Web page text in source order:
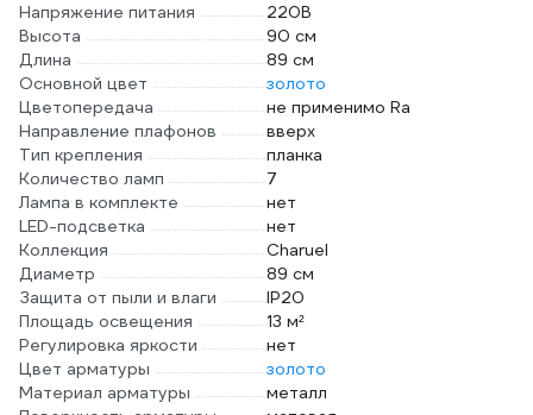
Напряжение питания
220В
Высота
90 см
Длина
89 см
Основной цвет
золото
Цветопередача
не применимо Ra
Направление плафонов
вверх
Тип крепления
планка
Количество ламп
7
Лампа в комплекте
нет
LED-подсветка
нет
Коллекция
Charuel
Диаметр
89 см
Защита от пыли и влаги
IP20
Площадь освещения
13 м²
Регулировка яркости
нет
Цвет арматуры
золото
Материал арматуры
металл